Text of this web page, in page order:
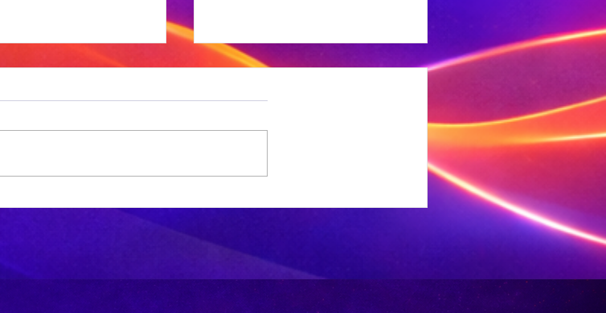
SPORT:
lei
vroue,
is
MIDDAG SPORT:
onthul ‘n
spesiale toer-
trui, die Bokke